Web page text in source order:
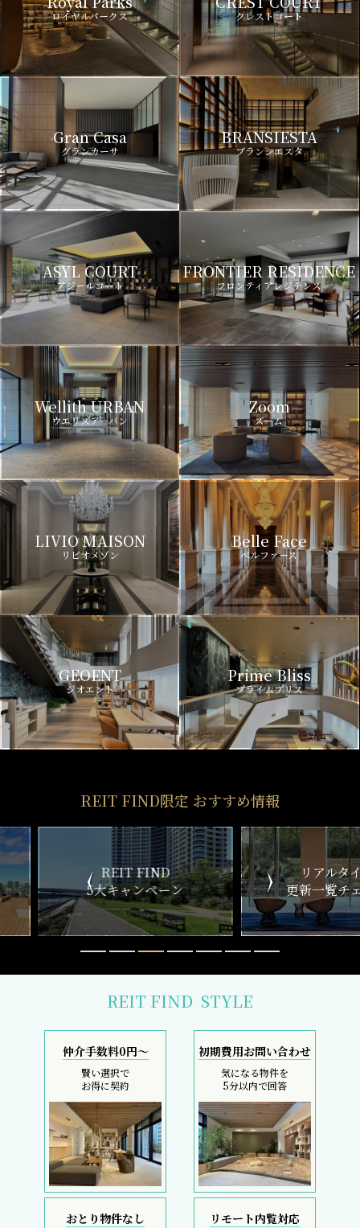
ロイヤルパークス クレストコート
Gran Casa
グランカーサ
BRANSIESTA
ブランシエスタ
ASYL COURT
アジールコート
FRONTIER RESIDENCE
フロンティアレジデンス
Wellith URBAN
ウエリスアーバン
Zoom
ズーム
LIVIO MAISON
リビオメゾン
Belle Face
ベルファース
GEOENT
ジオエント
Prime Bliss
プライムブリス
REIT FIND限定 おすすめ情報
ン
リアルタイム
更新一覧チェック
新
REIT FIND STYLE
仲介手数料0円～
賢い選択で
お得に契約
初期費用お問い合わせ
気になる物件を
5分以内で回答
おとり物件なし リモート内覧対応